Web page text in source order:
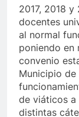
2017, 2018
docentes
al normal
poniendo en
convenio
Municipio
de viáticos a
distintas